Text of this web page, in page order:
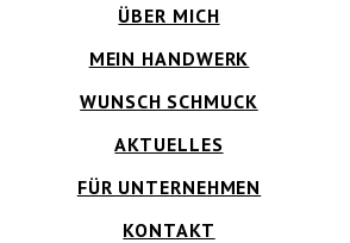
ÜBER MICH
MEIN HANDWERK
WUNSCH SCHMUCK
AKTUELLES
FÜR UNTERNEHMEN
KONTAKT